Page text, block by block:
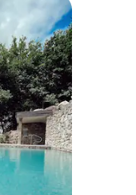
Bewertungen